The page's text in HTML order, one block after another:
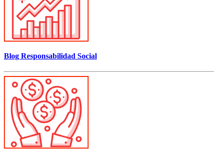
Blog Responsabilidad Social